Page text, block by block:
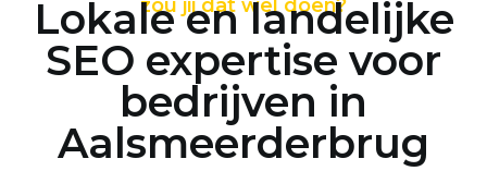
zou jij dat wel doen?
Lokale en landelijke
SEO expertise voor
bedrijven in
Aalsmeerderbrug